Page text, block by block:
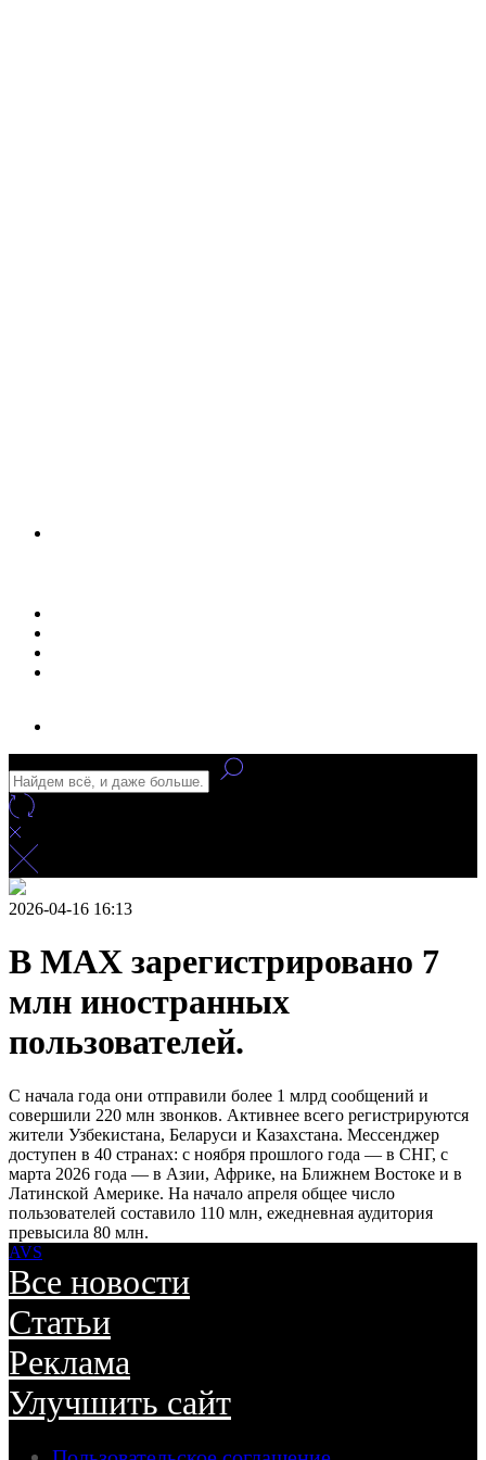
2026-04-16 16:13
В MAX зарегистрировано 7
млн иностранных
пользователей.
С начала года они отправили более 1 млрд сообщений и
совершили 220 млн звонков. Активнее всего регистрируются
жители Узбекистана, Беларуси и Казахстана. Мессенджер
доступен в 40 странах: с ноября прошлого года — в СНГ, с
марта 2026 года — в Азии, Африке, на Ближнем Востоке и в
Латинской Америке. На начало апреля общее число
пользователей составило 110 млн, ежедневная аудитория
превысила 80 млн.
AVS
Все новости
Статьи
Реклама
Улучшить сайт